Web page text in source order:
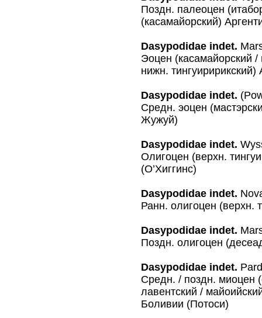
Поздн. палеоцен
(касамайорский)
Dasypodidae indet.
Эоцен (касамайорский /
нижн.
Dasypodidae indet.
Cредн. эоцен
Жужуй)
Dasypodidae indet.
Олигоцен (верхн.
(О’Хиггинс)
Dasypodidae indet.
Ранн. олигоцен (верхн.
Dasypodidae indet.
Поздн. олигоцен
Dasypodidae indet.
Средн. / поздн. миоцен
лавентский /
Боливии (Потоси)